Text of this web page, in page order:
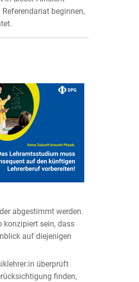
beginnen,
abgestimmt werden.
konzipiert sein, dass
auf diejenigen
überprüft
finden,